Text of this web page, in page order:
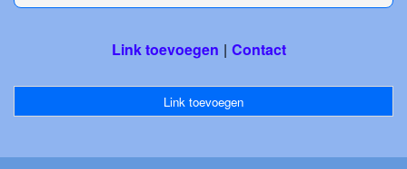
Link toevoegen Contact
Link toevoegen